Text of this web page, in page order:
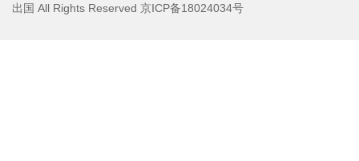
出国 All Rights Reserved 京ICP备18024034号